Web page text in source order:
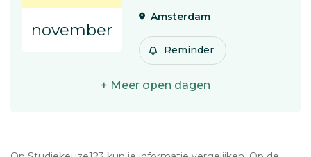
november
Amsterdam
Reminder
+ Meer open dagen